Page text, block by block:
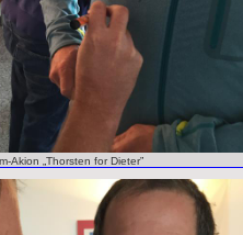
Akion „Thorsten for Dieter”